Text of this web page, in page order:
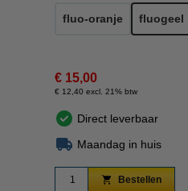
fluo-oranje fluogeel
€ 15,00
€ 12,40 excl. 21% btw
Direct leverbaar
Maandag in huis
Bestellen